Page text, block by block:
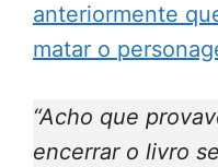
anteriormente
matar o
“Acho que
encerrar o livro